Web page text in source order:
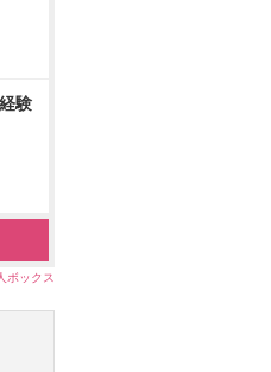
験
ボックス